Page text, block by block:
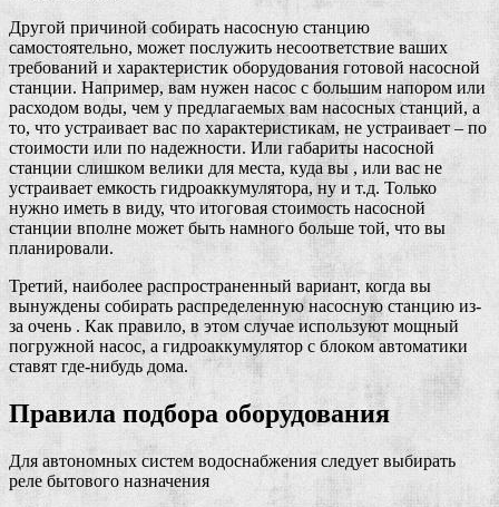
Другой причиной собирать насосную станцию
самостоятельно, может послужить несоответствие ваших
требований и характеристик оборудования готовой насосной
станции. Например, вам нужен насос с большим напором или
расходом воды, чем у предлагаемых вам насосных станций, а
то, что устраивает вас по характеристикам, не устраивает – по
стоимости или по надежности. Или габариты насосной
станции слишком велики для места, куда вы , или вас не
устраивает емкость гидроаккумулятора, ну и т.д. Только
нужно иметь в виду, что итоговая стоимость насосной
станции вполне может быть намного больше той, что вы
планировали.
Третий, наиболее распространенный вариант, когда вы
вынуждены собирать распределенную насосную станцию из-
за очень . Как правило, в этом случае используют мощный
погружной насос, а гидроаккумулятор с блоком автоматики
ставят где-нибудь дома.
Правила подбора оборудования
Для автономных систем водоснабжения следует выбирать
реле бытового назначения